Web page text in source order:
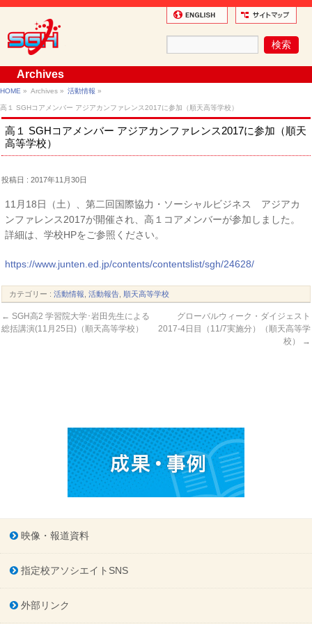
Archives
HOME » Archives » 活動情報 »
高１ SGHコアメンバー アジアカンファレンス2017に参加（順天高等学校）
高１ SGHコアメンバー アジアカンファレンス2017に参加（順天
高等学校）
投稿日 : 2017年11月30日
11月18日（土）、第二回国際協力・ソーシャルビジネス アジアカ
ンファレンス2017が開催され、高１コアメンバーが参加しました。
詳細は、学校HPをご参照ください。
https://www.junten.ed.jp/contents/contentslist/sgh/24628/
カテゴリー :活動情報 ,活動報告 順天高等学校
← SGH高2 学習院大学･岩田先生による
総括講演(11月25日)（順天高等学校）
グローバルウィーク・ダイジェスト
2017-4日目（11/7実施分）（順天高等学
校）
→
映像・報道資料
指定校アソシエイトSNS
外部リンク